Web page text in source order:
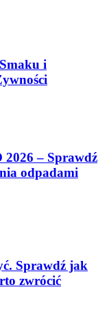
i
– Sprawdź
odpadami
Sprawdź jak
zwrócić